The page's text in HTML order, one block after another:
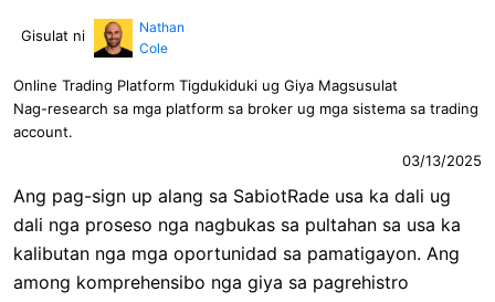
Gisulat ni
Nathan
Cole
Online Trading Platform Tigdukiduki ug Giya Magsusulat
Nag-research sa mga platform sa broker ug mga sistema sa trading
account.
03/13/2025
Ang pag-sign up alang sa SabiotRade usa ka dali ug
dali nga proseso nga nagbukas sa pultahan sa usa ka
kalibutan nga mga oportunidad sa pamatigayon. Ang
among komprehensibo nga giya sa pagrehistro